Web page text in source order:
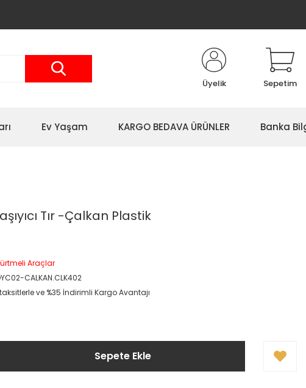
Üyelik Sepetim
Ev Yaşam KARGO BEDAVA ÜRÜNLER Banka
Tır -Çalkan Plastik
Araçlar
CALKAN.CLK402
ve %35 İndirimli Kargo Avantajı
Sepete Ekle